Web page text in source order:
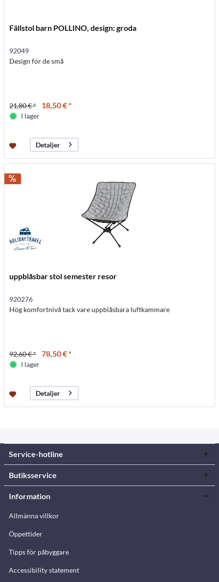
Fällstol barn POLLINO, design: groda
92049
Design för de små
21,80 € * 18,50 € *
I lager
Detaljer
uppblåsbar stol semester resor
920276
Hög komfortnivå tack vare uppblåsbara luftkammare
92,60 € * 78,50 € *
I lager
Detaljer
Service-hotline
Butiksservice
Information
Allmänna villkor
Öppettider
Tipps för påbyggare
Accessibility statement